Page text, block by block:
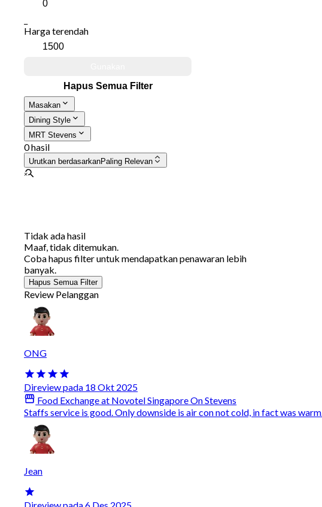
Harga terendah
Hapus Semua Filter
Masakan
Dining Style
MRT Stevens
0 hasil
Urutkan berdasarkanPaling Relevan
Tidak ada hasil
Maaf, tidak ditemukan.
Coba hapus filter untuk mendapatkan penawaran lebih
banyak.
Hapus Semua Filter
Review Pelanggan
ONG
Direview pada 18 Okt 2025
Food Exchange at Novotel Singapore On Stevens
Staffs service is good. Only downside is air con not cold, in fact was warm.
Jean